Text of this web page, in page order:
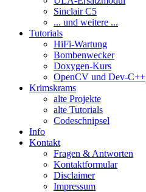
Sinclair C5
... und weitere ...
Tutorials
HiFi-Wartung
Bombenwecker
Doxygen-Kurs
OpenCV und Dev-C++
Krimskrams
alte Projekte
alte Tutorials
Codeschnipsel
Info
Kontakt
Fragen & Antworten
Kontaktformular
Disclaimer
Impressum